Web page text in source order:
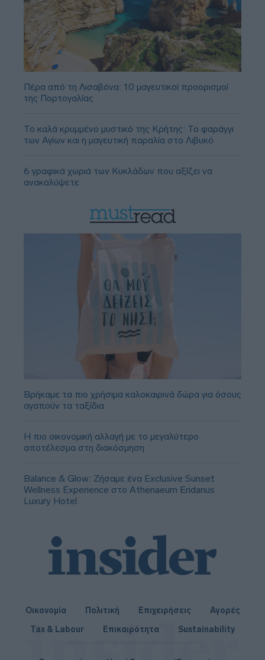
Πέρα από τη Λισαβόνα: 10 μαγευτικοί προορισμοί
της Πορτογαλίας
Το καλά κρυμμένο μυστικό της Κρήτης: Το φαράγγι
των Αγίων και η μαγευτική παραλία στο Λιβυκό
6 γραφικά χωριά των Κυκλάδων που αξίζει να
ανακαλύψετε
Βρήκαμε τα πιο χρήσιμα καλοκαιρινά δώρα για όσους
αγαπούν τα ταξίδια
Η πιο οικονομική αλλαγή με το μεγαλύτερο
αποτέλεσμα στη διακόσμηση
Balance & Glow: Ζήσαμε ένα Exclusive Sunset
Wellness Experience στο Athenaeum Eridanus
Luxury Hotel
Οικονομία Πολιτική Επιχειρήσεις
Αγορές
Tax & Labour
Επικαιρότητα Sustainability